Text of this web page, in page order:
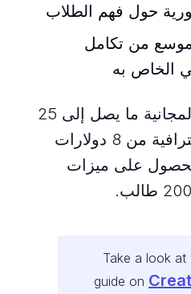
حول فهم الطلاب
من تكامل
تدعم الباقة المجانية ما يصل إلى 25
طالبًا؛ وتبدأ الباقة الاحترافية من 8 دولارات
على ميزات
Take a look
guide on